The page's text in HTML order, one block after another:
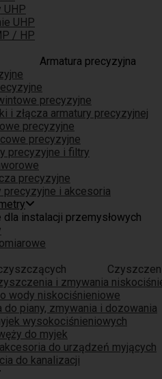
UHP
UHP
/ HP
Armatura precyzyjna
precyzyjne
i złącza armatury precyzyjnej
precyzyjne
precyzyjne
precyzyjne i filtry
precyzyjne
precyzyjne i akcesoria
i zmywania
wody niskociśnieniowe
do piany, zmywania i dozowania
wysokociśnieniowych
do myjek
do urządzeń myjących
do kanalizacji